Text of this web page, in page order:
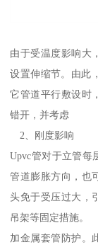
由于受温度影响大
设置伸缩节。由此
它管道平行敷设时
错开，并考虑
2、刚度影响
Upvc管对于立管每
管道膨胀方向，也
头免于受压过大，
吊架等固定措施。
加金属套管防护。